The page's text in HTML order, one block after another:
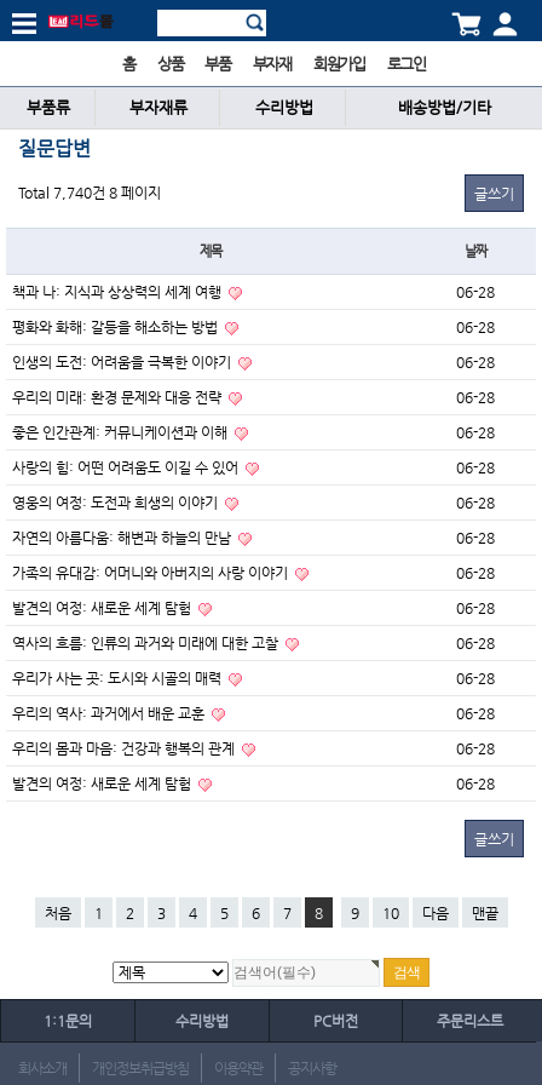
홈 상품 부품 부자재 회원가입 로그인
부품류 부자재류 수리방법 배송방법/기타
질문답변
Total 7,740건 8 페이지 글쓰기
제목 날짜
책과 나: 지식과 상상력의 세계 여행 06-28
평화와 화해: 갈등을 해소하는 방법 06-28
인생의 도전: 어려움을 극복한 이야기 06-28
우리의 미래: 환경 문제와 대응 전략 06-28
좋은 인간관계: 커뮤니케이션과 이해 06-28
사랑의 힘: 어떤 어려움도 이길 수 있어 06-28
영웅의 여정: 도전과 희생의 이야기 06-28
자연의 아름다움: 해변과 하늘의 만남 06-28
가족의 유대감: 어머니와 아버지의 사랑 이야기 06-28
발견의 여정: 새로운 세계 탐험 06-28
역사의 흐름: 인류의 과거와 미래에 대한 고찰 06-28
우리가 사는 곳: 도시와 시골의 매력 06-28
우리의 역사: 과거에서 배운 교훈 06-28
우리의 몸과 마음: 건강과 행복의 관계 06-28
발견의 여정: 새로운 세계 탐험 06-28
글쓰기
처음 1 2 3 4 5 6 7 8 9 10 다음 맨끝
1:1문의 수리방법 PC버전 주문리스트
회사소개 개인정보취급방침 이용약관 공지사항